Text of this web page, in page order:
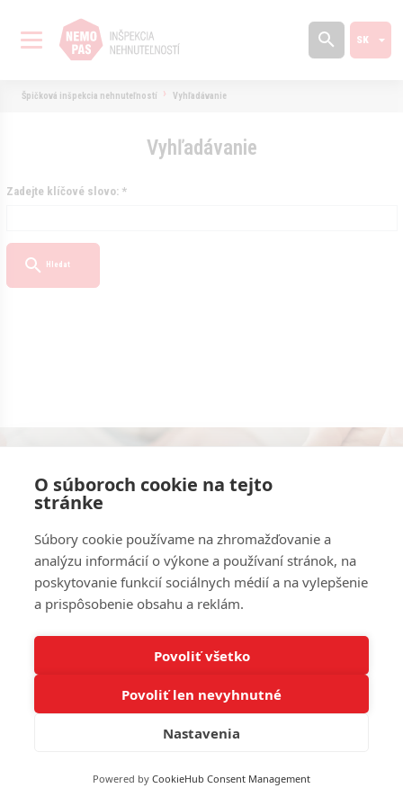
O súboroch cookie na tejto
stránke
Súbory cookie používame na zhromažďovanie a
analýzu informácií o výkone a používaní stránok, na
poskytovanie funkcií sociálnych médií a na vylepšenie
a prispôsobenie obsahu a reklám.
Povoliť všetko
Povoliť len nevyhnutné
Nastavenia
Powered by CookieHub Consent Management
Špičková inšpekcia nehnuteľností Vyhľadávanie
Vyhľadávanie
Zadejte klíčové slovo: *
Hledat
Konzultácie s odborníkmi zadarmo.
Brožúra 18 tipov. Varovanie pred závažnými
chybami zadarmo.
Poslať brožúru